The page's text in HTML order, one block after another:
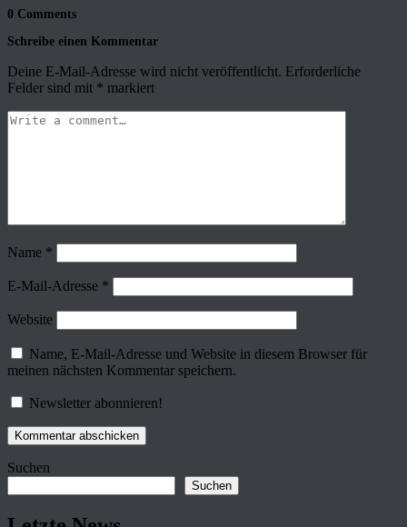
0 Comments
Schreibe einen Kommentar
Deine E-Mail-Adresse wird nicht veröffentlicht. Erforderliche
Felder sind mit * markiert
Name *
E-Mail-Adresse *
Website
Name, E-Mail-Adresse und Website in diesem Browser für
meinen nächsten Kommentar speichern.
Newsletter abonnieren!
Suchen
Suchen